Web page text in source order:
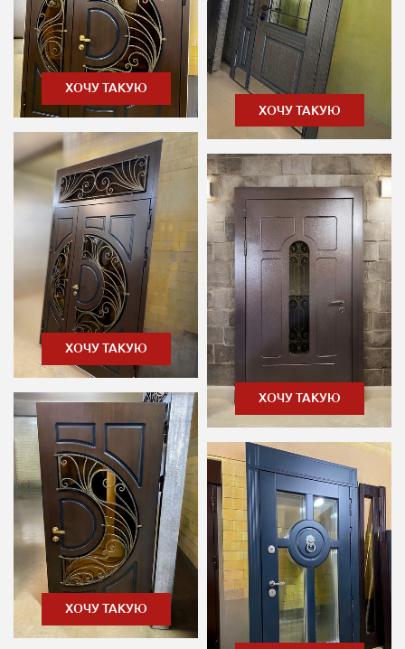
ХОЧУ ТАКУЮ
ХОЧУ ТАКУЮ
ХОЧУ ТАКУЮ
ХОЧУ ТАКУЮ
ХОЧУ ТАКУЮ